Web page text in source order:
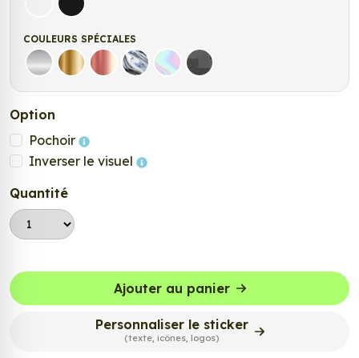
Blanc matNoir Mat
COULEURS SPÉCIALES
Argent Or Rose Gold
ChromeHolographique
Carbone Noir
Option
Pochoir
Inverser le visuel
Quantité
Ajouter au panier
Personnaliser le sticker
(texte, icônes, logos)